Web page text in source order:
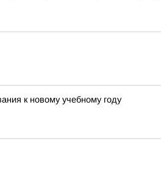
к новому учебному году